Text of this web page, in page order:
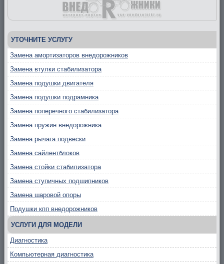
УТОЧНИТЕ УСЛУГУ
Замена амортизаторов внедорожников
Замена втулки стабилизатора
Замена подушки двигателя
Замена подушки подрамника
Замена поперечного стабилизатора
Замена пружин внедорожника
Замена рычага подвески
Замена сайлентблоков
Замена стойки стабилизатора
Замена ступичных подшипников
Замена шаровой опоры
Подушки кпп внедорожников
УСЛУГИ ДЛЯ МОДЕЛИ
Диагностика
Компьютерная диагностика